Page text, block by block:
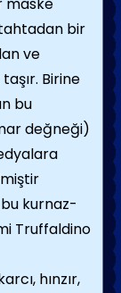
bir
ve
Birine
bu
değneği)
kurnaz-
Truffaldino
hınzır,